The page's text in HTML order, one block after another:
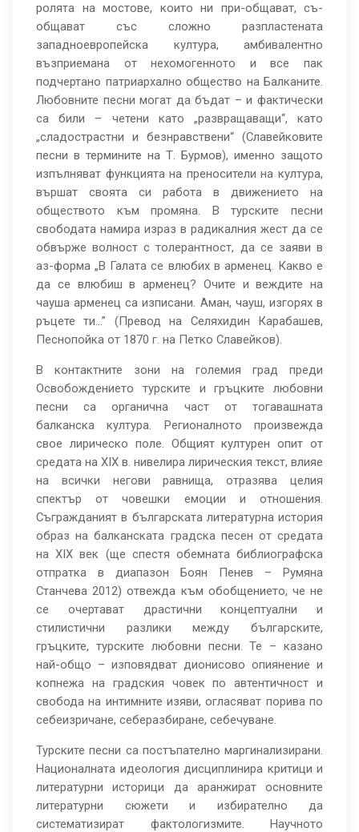
ролята на мостове, които ни при-общават, съ-
общават със сложно разпластената
западноевропейска култура, амбивалентно
възприемана от нехомогенното и все пак
подчертано патриархално общество на Балканите.
Любовните песни могат да бъдат – и фактически
са били – четени като „развращаващи“, като
„сладострастни и безнравствени“ (Славейковите
песни в термините на Т. Бурмов), именно защото
изпълняват функцията на преносители на култура,
вършат своята си работа в движението на
обществото към промяна. В турските песни
свободата намира израз в радикалния жест да се
обвърже волност с толерантност, да се заяви в
аз-форма „В Галата се влюбих в арменец. Какво е
да се влюбиш в арменец? Очите и веждите на
чауша арменец са изписани. Аман, чауш, изгорях в
ръцете ти…” (Превод на Селяхидин Карабашев,
Песнопойка от 1870 г. на Петко Славейков).
В контактните зони на големия град преди
Освобождението турските и гръцките любовни
песни са органична част от тогавашната
балканска култура. Регионалното произвежда
свое лирическо поле. Общият културен опит от
средата на ХІХ в. нивелира лирическия текст, влияе
на всички негови равнища, отразява целия
спектър от човешки емоции и отношения.
Съгражданият в българската литературна история
образ на балканската градска песен от средата
на ХІХ век (ще спестя обемната библиографска
отпратка в диапазон Боян Пенев – Румяна
Станчева 2012) отвежда към обобщението, че не
се очертават драстични концептуални и
стилистични разлики между българските,
гръцките, турските любовни песни. Те – казано
най-общо – изповядват дионисово опиянение и
копнежа на градския човек по автентичност и
свобода на интимните изяви, огласяват порива по
себеизричане, себеразбиране, себечуване.
Турските песни са постъпателно маргинализирани.
Националната идеология дисциплинира критици и
литературни историци да аранжират основните
литературни сюжети и избирателно да
систематизират фактологизмите. Научното